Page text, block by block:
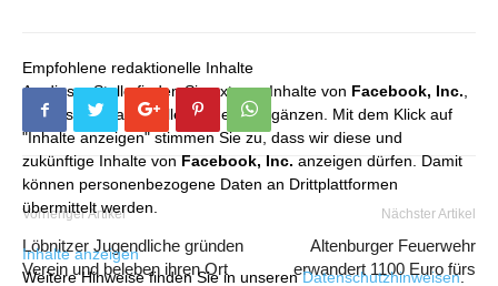
Empfohlene redaktionelle Inhalte
An dieser Stelle finden Sie externe Inhalte von Facebook, Inc.,
die unser redaktionelles Angebot ergänzen. Mit dem Klick auf
"Inhalte anzeigen" stimmen Sie zu, dass wir diese und
zukünftige Inhalte von Facebook, Inc. anzeigen dürfen. Damit
können personenbezogene Daten an Drittplattformen
übermittelt werden.
Inhalte anzeigen
Weitere Hinweise finden Sie in unserenDatenschutzhinweisen.
Vorheriger Artikel
Löbnitzer Jugendliche gründen
Verein und beleben ihren Ort
Nächster Artikel
Altenburger Feuerwehr
erwandert 1100 Euro fürs